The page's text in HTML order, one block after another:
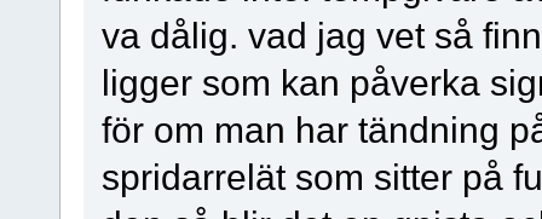
va dålig. vad jag vet så
ligger som kan påverka
för om man har tändning
spridarrelät som sitter på